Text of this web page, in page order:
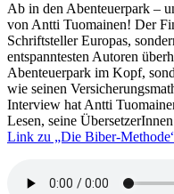
Ab in den Abenteuerpark –
von Antti Tuomainen! Der
Schriftsteller Europas,
entspanntesten Autoren
Abenteuerpark im Kopf,
wie seinen
Interview hat Antti
Lesen, seine
Link zu „Die Biber-